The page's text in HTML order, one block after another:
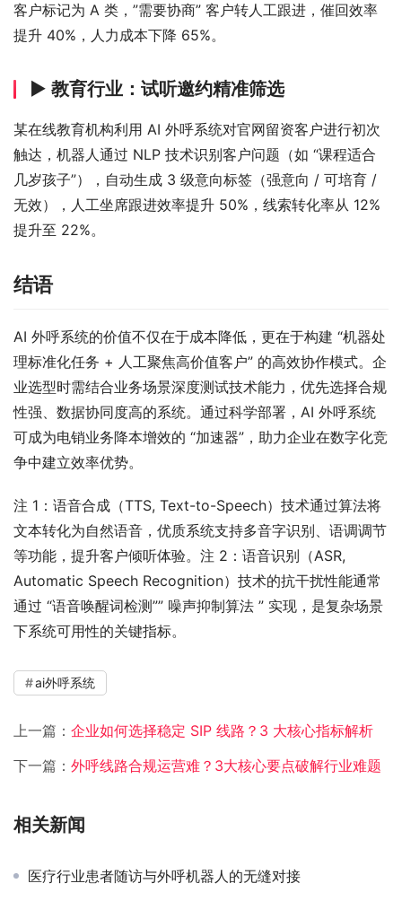
客户标记为 A 类，”需要协商” 客户转人工跟进，催回效率
提升 40%，人力成本下降 65%。
▶ 教育行业：试听邀约精准筛选
某在线教育机构利用 AI 外呼系统对官网留资客户进行初次
触达，机器人通过 NLP 技术识别客户问题（如 “课程适合
几岁孩子”），自动生成 3 级意向标签（强意向 / 可培育 /
无效），人工坐席跟进效率提升 50%，线索转化率从 12%
提升至 22%。
结语
AI 外呼系统的价值不仅在于成本降低，更在于构建 “机器处
理标准化任务 + 人工聚焦高价值客户” 的高效协作模式。企
业选型时需结合业务场景深度测试技术能力，优先选择合规
性强、数据协同度高的系统。通过科学部署，AI 外呼系统
可成为电销业务降本增效的 “加速器”，助力企业在数字化竞
争中建立效率优势。
注 1：语音合成（TTS, Text-to-Speech）技术通过算法将
文本转化为自然语音，优质系统支持多音字识别、语调调节
等功能，提升客户倾听体验。注 2：语音识别（ASR,
Automatic Speech Recognition）技术的抗干扰性能通常
通过 “语音唤醒词检测”” 噪声抑制算法 ” 实现，是复杂场景
下系统可用性的关键指标。
ai外呼系统
上一篇： 企业如何选择稳定 SIP 线路？3 大核心指标解析
下一篇： 外呼线路合规运营难？3大核心要点破解行业难题​
相关新闻
医疗行业患者随访与外呼机器人的无缝对接